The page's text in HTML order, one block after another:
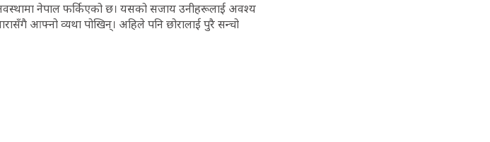
अवस्थामा नेपाल फर्किएको छ। यसको सजाय उनीहरूलाई अवश्य
आफ्नो व्यथा पोखिन्। अहिले पनि छोरालाई पुरै सन्चो